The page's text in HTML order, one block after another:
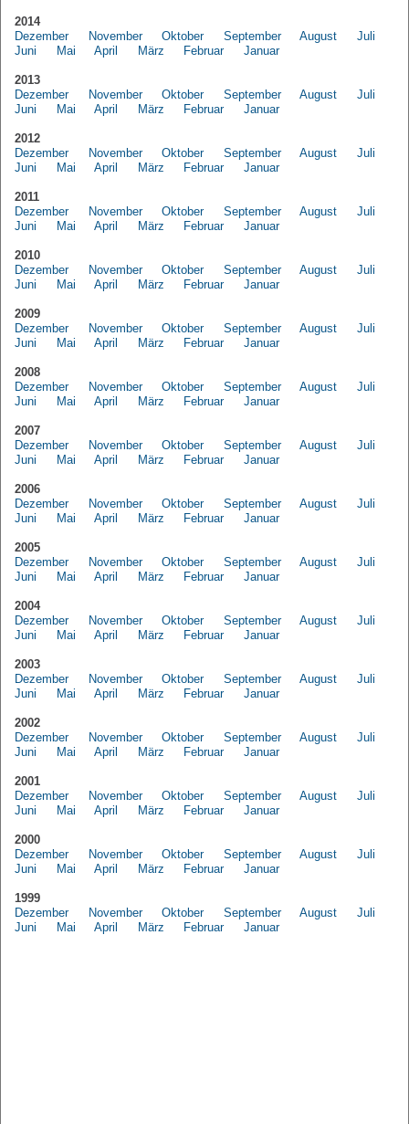
2014
Dezember
November Oktober September August
Juli
Juni
Mai April März Februar Januar
2013
Dezember
November Oktober September August
Juli
Juni
Mai April März Februar Januar
2012
Dezember
November Oktober September August
Juli
Juni
Mai April März Februar Januar
2011
Dezember
November Oktober September August
Juli
Juni
Mai April März Februar Januar
2010
Dezember
November Oktober September August
Juli
Juni
Mai April März Februar Januar
2009
Dezember
November Oktober September August
Juli
Juni
Mai April März Februar Januar
2008
Dezember
November Oktober September August
Juli
Juni
Mai April März Februar Januar
2007
Dezember
November Oktober September August
Juli
Juni
Mai April März Februar Januar
2006
Dezember
November Oktober September August
Juli
Juni
Mai April März Februar Januar
2005
Dezember
November Oktober September August
Juli
Juni
Mai April März Februar Januar
2004
Dezember
November Oktober September August
Juli
Juni
Mai April März Februar Januar
2003
Dezember
November Oktober September August
Juli
Juni
Mai April März Februar Januar
2002
Dezember
November Oktober September August
Juli
Juni
Mai April März Februar Januar
2001
Dezember
November Oktober September August
Juli
Juni
Mai April März Februar Januar
2000
Dezember
November Oktober September August
Juli
Juni
Mai April März Februar Januar
1999
Dezember
November Oktober September August
Juli
Juni
Mai April März Februar Januar